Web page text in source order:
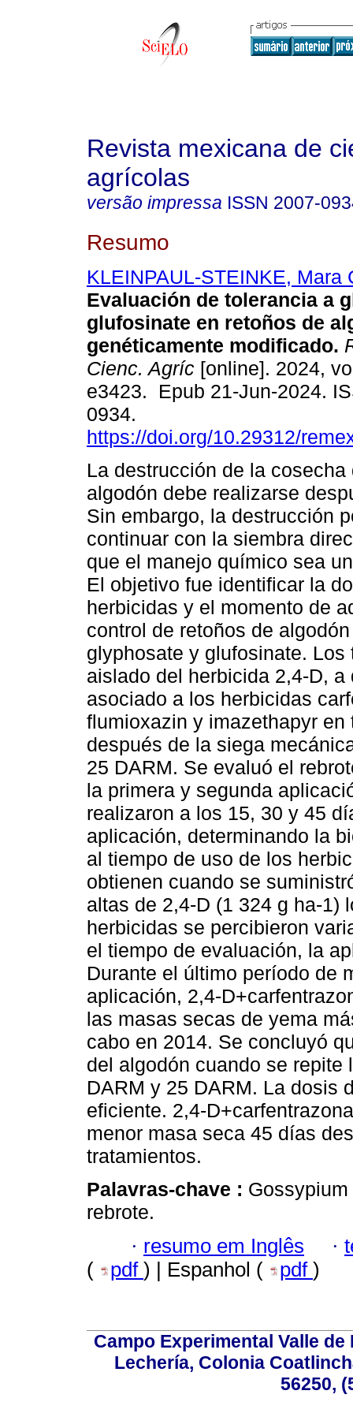
Revista mexicana de
agrícolas
versão impressa ISSN 2007-
Resumo
KLEINPAUL-STEINKE, Mara
Evaluación de tolerancia a
glufosinate en retoños de
genéticamente modificado.
Cienc. Agríc [online]. 2024,
e3423. Epub 21-Jun-2024.
0934.
https://doi.org/10.29312/
La destrucción de la cosecha
algodón debe realizarse
Sin embargo, la destrucción
continuar con la siembra
que el manejo químico sea
El objetivo fue identificar la
herbicidas y el momento de
control de retoños de
glyphosate y glufosinate.
aislado del herbicida 2,4-D,
asociado a los herbicidas
flumioxazin y imazethapyr
después de la siega
25 DARM. Se evaluó el
la primera y segunda
realizaron a los 15, 30 y 45
aplicación, determinando la
al tiempo de uso de los
obtienen cuando se
altas de 2,4-D (1 324 g ha-1)
herbicidas se percibieron
el tiempo de evaluación, la
Durante el último período de
aplicación, 2,4-
las masas secas de yema
cabo en 2014. Se concluyó
del algodón cuando se
DARM y 25 DARM. La dosis
eficiente. 2,4-
menor masa seca 45 días
tratamientos.
Palavras-chave :
rebrote.
· resumo em Inglês ·
(
pdf ) | Espanhol ( pdf )
Campo Experimental Valle
Lechería, Colonia
56250,